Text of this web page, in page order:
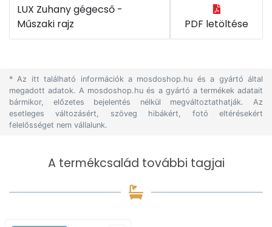
LUX Zuhany gégecső -
Műszaki rajz
PDF letöltése
* Az itt található információk a mosdoshop.hu és a gyártó által
megadott adatok. A mosdoshop.hu és a gyártó a termékek adatait
bármikor, előzetes bejelentés nélkül megváltoztathatják. Az
esetleges változásért, szöveg hibákért, fotó eltérésekért
felelősséget nem vállalunk.
A termékcsalád további tagjai